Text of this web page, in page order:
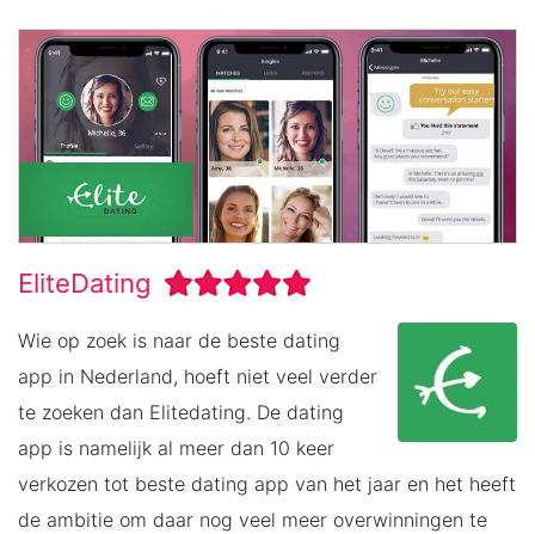
EliteDating
Wie op zoek is naar de beste dating
app in Nederland, hoeft niet veel verder
te zoeken dan Elitedating. De dating
app is namelijk al meer dan 10 keer
verkozen tot beste dating app van het jaar en het heeft
de ambitie om daar nog veel meer overwinningen te